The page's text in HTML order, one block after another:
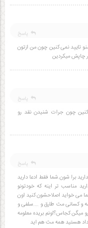
تایید نمی کنین چون من ازتون
چاپش میکردین
پاسخ
چون جرات شنیدن نقد رو
پاسخ
برا شون.شما فقط ادعا دارید
مناسب تر اینه که خودتونو
می خواید اصلاحشون کنید اون
و کسانی مث طارق و ….سلفی و
میگن کجاس؟اونم بریده معلومه
هستید همه مث هم اید
پاسخ